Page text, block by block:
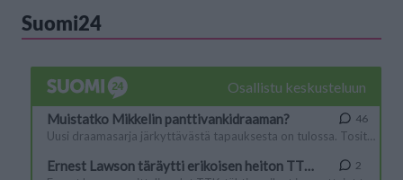
Suomi24